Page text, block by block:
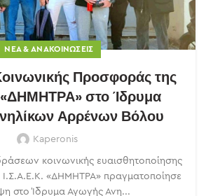
ΝΈΑ & ΑΝΑΚΟΙΝΏΣΕΙΣ
Προσφοράς της
στο Ίδρυμα
Αρρένων Βόλου
Kaperonis
κοινωνικής ευαισθητοποίησης
«ΔΗΜΗΤΡΑ» πραγματοποίησε
στο Ίδρυμα Αγωγής Ανη...